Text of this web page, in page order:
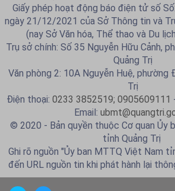
Giấy phép hoạt động báo điện tử số
ngày 21/12/2021 của Sở Thông tin và
(nay Sở Văn hóa, Thể thao và Du
Trụ sở chính: Số 35 Nguyễn Hữu Cảnh,
Quảng Trị
Văn phòng 2: 10A Nguyễn Huệ, phường
Trị
Điện thoại: 0233 3852519; 0905609111
Email:
© 2020 - Bản quyền thuộc Cơ quan Ủy
tỉnh Quảng Trị
Ghi rõ nguồn "Ủy ban MTTQ Việt Nam
đến URL nguồn tin khi phát hành lại